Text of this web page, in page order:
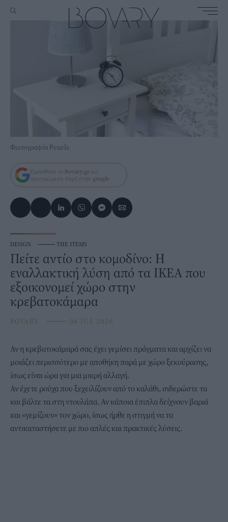
Φωτογραφία Pexels
Πρόσθεσε το Bovary.gr ως
προτιμώμενη πηγή στην google
DESIGN ⸻ THE ITEMS
Πείτε αντίο στο κομοδίνο: Η
εναλλακτική λύση από τα ΙΚΕΑ που
εξοικονομεί χώρο στην
κρεβατοκάμαρα
BOVARY ⸻ 04 JUL 2026
Αν η κρεβατοκάμαρά σας έχει γεμίσει πράγματα και αρχίζει να
μοιάζει περισσότερο με αποθήκη παρά με χώρο ξεκούρασης,
ίσως είναι ώρα για μια μικρή αλλαγή.
Αν έχετε ρούχα που ξεχειλίζουν από το καλάθι, σιδερώστε τα
και βάλτε τα στη ντουλάπα. Αν κάποια έπιπλα δείχνουν βαριά
και «γεμίζουν» τον χώρο, ίσως ήρθε η στιγμή να τα
αντικαταστήσετε με πιο απλές και πρακτικές λύσεις.